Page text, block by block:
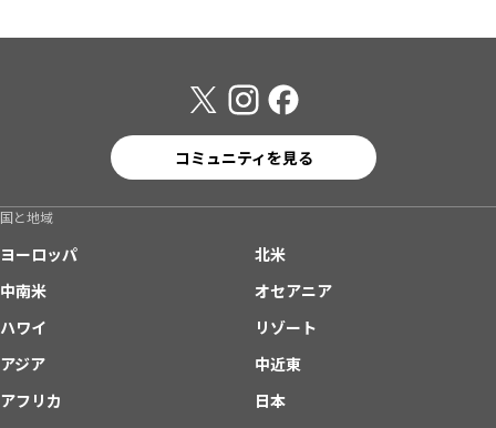
コミュニティを見る
国と地域
ヨーロッパ
北米
中南米
オセアニア
ハワイ
リゾート
アジア
中近東
アフリカ
日本